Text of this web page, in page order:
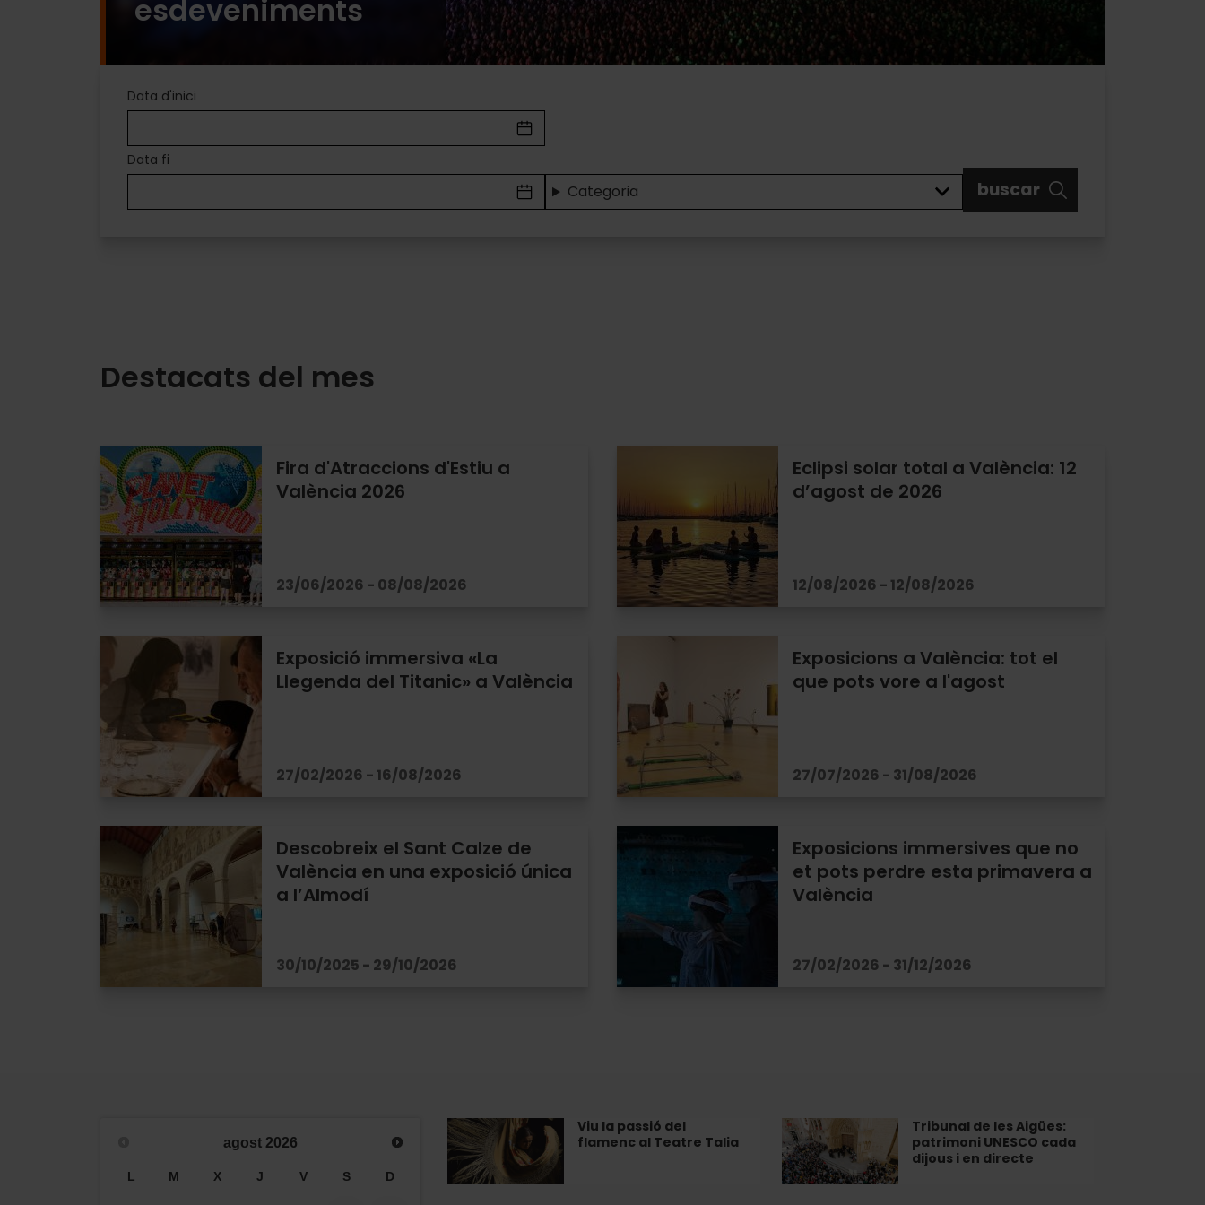
esdeveniments
PLANS
A
VALÈNCIA
tots
els
gustos
Data d'inici
Data fi
Categoria buscar
Destacats del mes
Fira d'Atraccions d'Estiu a
València 2026
23/06/2026 - 08/08/2026
Eclipsi solar total a València: 12
d’agost de 2026
12/08/2026 - 12/08/2026
Exposició immersiva «La
Llegenda del Titanic» a València
27/02/2026 - 16/08/2026
Exposicions a València: tot el
que pots vore a l'agost
27/07/2026 - 31/08/2026
Descobreix el Sant Calze de
València en una exposició única
a l’Almodí
30/10/2025 - 29/10/2026
Exposicions immersives que no
et pots perdre esta primavera a
València
27/02/2026 - 31/12/2026
agost 2026
L M X J V S D
Viu la passió del
flamenc al Teatre Talia
Viu
la
passió
Tribunal de les Aigües:
patrimoni UNESCO cada
dijous i en directe
Tribunal
de
les